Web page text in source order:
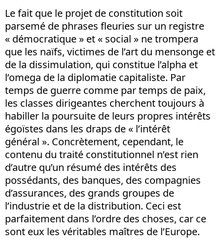
Le fait que le projet de constitution soit
parsemé de phrases fleuries sur un registre
« démocratique » et « social » ne trompera
que les naïfs, victimes de l’art du mensonge et
de la dissimulation, qui constitue l’alpha et
l’omega de la diplomatie capitaliste. Par
temps de guerre comme par temps de paix,
les classes dirigeantes cherchent toujours à
habiller la poursuite de leurs propres intérêts
égoïstes dans les draps de « l’intérêt
général ». Concrètement, cependant, le
contenu du traité constitutionnel n’est rien
d’autre qu’un résumé des intérêts des
possédants, des banques, des compagnies
d’assurances, des grands groupes de
l’industrie et de la distribution. Ceci est
parfaitement dans l’ordre des choses, car ce
sont eux les véritables maîtres de l’Europe.